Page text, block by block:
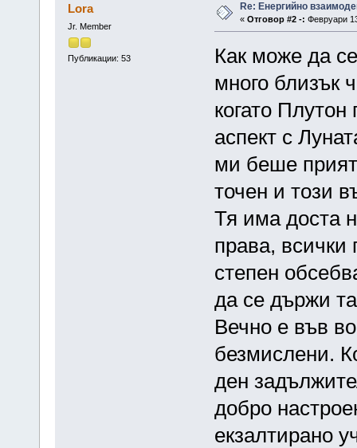
Lora
Jr. Member
Публикации: 53
Re: Енергийно
« Отговор #2 -: Февруари
Как може да
много близък
когато
аспект с
ми беше
точен и този
Тя има доста
права, всички
степен
да се държи
Вечно е във
безмислени.
ден
добро
екзалтирано